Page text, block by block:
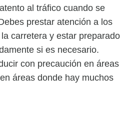
al tráfico cuando se
prestar atención a los
carretera y estar preparado
si es necesario.
con precaución en áreas
áreas donde hay muchos